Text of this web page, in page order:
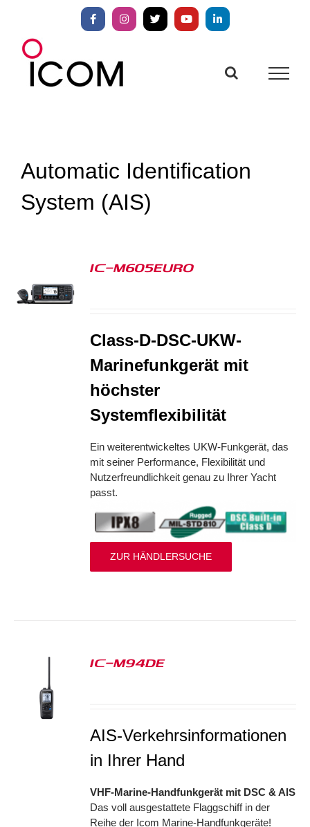
springen
FacebookInstagram
X YouTubeLinkedIn
Automatic Identification
System (AIS)
IC-M605EURO
Class-D-DSC-UKW-
Marinefunkgerät mit
höchster
Systemflexibilität
Ein weiterentwickeltes UKW-Funkgerät, das
mit seiner Performance, Flexibilität und
Nutzerfreundlichkeit genau zu Ihrer Yacht
passt.
ZUR HÄNDLERSUCHE
IC-M94DE
AIS-Verkehrsinformationen
in Ihrer Hand
VHF-Marine-Handfunkgerät mit DSC & AIS
Das voll ausgestattete Flaggschiff in der
Reihe der Icom Marine-Handfunkgeräte!